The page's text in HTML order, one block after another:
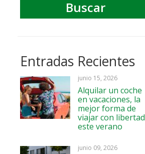
Entradas Recientes
junio 15, 2026
Alquilar un coche
en vacaciones, la
mejor forma de
viajar con libertad
este verano
junio 09, 2026